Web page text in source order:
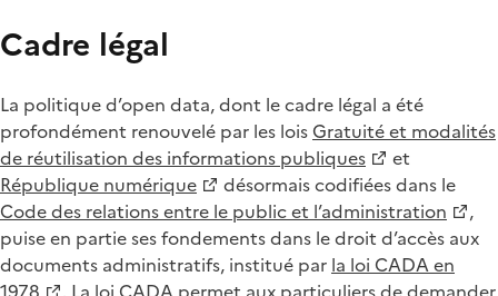
Cadre légal
La politique d’open data, dont le cadre légal a été
profondément renouvelé par les loisGratuité et modalités
de réutilisation des informations publiques
et
République numérique
désormais codifiées dans le
Code des relations entre le public et l’administration
,
puise en partie ses fondements dans le droit d’accès aux
documents administratifs, institué par la loi CADA en